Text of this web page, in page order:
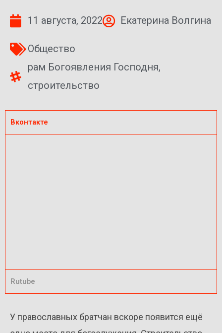
11 августа, 2022 Екатерина Волгина
Общество
рам Богоявления Господня,
строительство
Вконтакте
Rutube
У православных братчан вскоре появится ещё